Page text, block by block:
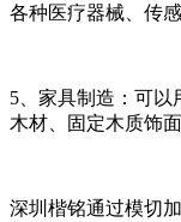
各种医疗器械、传感
5、家具制造：可以
木材、固定木质饰面
深圳楷铭通过模切